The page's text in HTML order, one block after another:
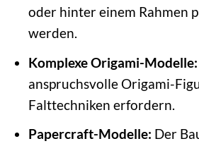
oder hinter einem Rahmen
werden.
Komplexe Origami-Modelle:
anspruchsvolle Origami-
Falttechniken erfordern.
Papercraft-Modelle: Der